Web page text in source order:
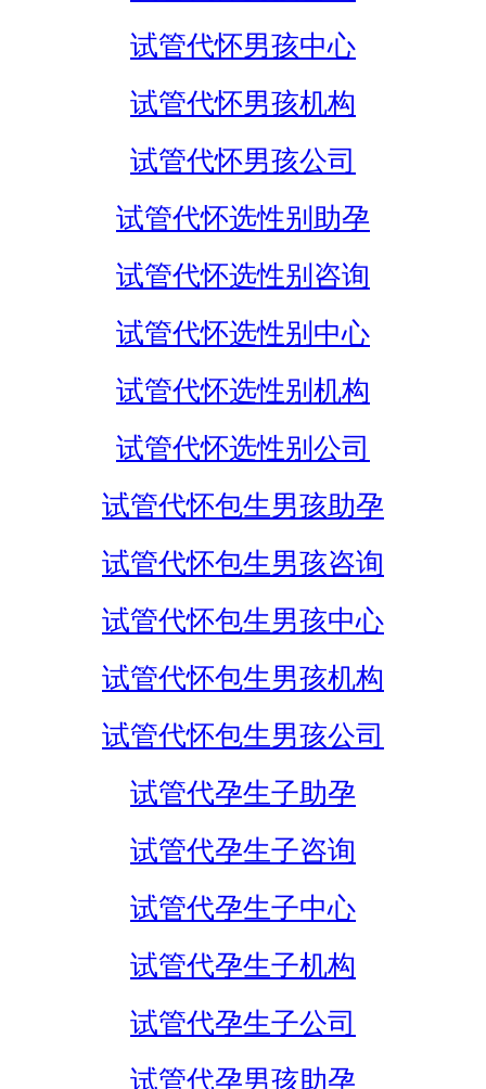
试管代怀男孩中心
试管代怀男孩机构
试管代怀男孩公司
试管代怀选性别助孕
试管代怀选性别咨询
试管代怀选性别中心
试管代怀选性别机构
试管代怀选性别公司
试管代怀包生男孩助孕
试管代怀包生男孩咨询
试管代怀包生男孩中心
试管代怀包生男孩机构
试管代怀包生男孩公司
试管代孕生子助孕
试管代孕生子咨询
试管代孕生子中心
试管代孕生子机构
试管代孕生子公司
试管代孕男孩助孕